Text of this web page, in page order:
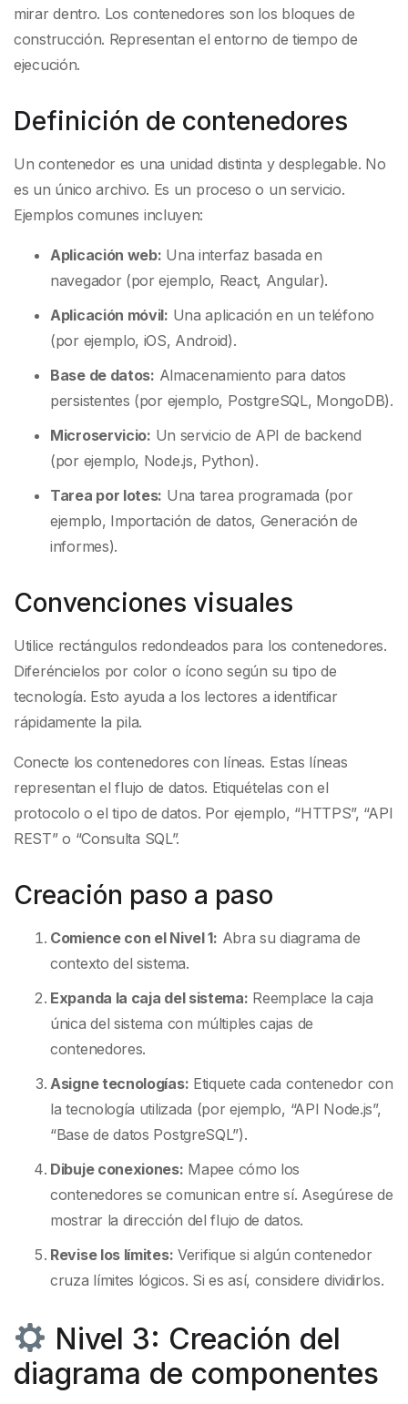
mirar dentro. Los contenedores son los bloques de
construcción. Representan el entorno de tiempo de
ejecución.
Definición de contenedores
Un contenedor es una unidad distinta y desplegable. No
es un único archivo. Es un proceso o un servicio.
Ejemplos comunes incluyen:
Aplicación web: Una interfaz basada en
navegador (por ejemplo, React, Angular).
Aplicación móvil: Una aplicación en un teléfono
(por ejemplo, iOS, Android).
Base de datos: Almacenamiento para datos
persistentes (por ejemplo, PostgreSQL, MongoDB).
Microservicio: Un servicio de API de backend
(por ejemplo, Node.js, Python).
Tarea por lotes: Una tarea programada (por
ejemplo, Importación de datos, Generación de
informes).
Convenciones visuales
Utilice rectángulos redondeados para los contenedores.
Diferéncielos por color o ícono según su tipo de
tecnología. Esto ayuda a los lectores a identificar
rápidamente la pila.
Conecte los contenedores con líneas. Estas líneas
representan el flujo de datos. Etiquételas con el
protocolo o el tipo de datos. Por ejemplo, “HTTPS”, “API
REST” o “Consulta SQL”.
Creación paso a paso
Comience con el Nivel 1: Abra su diagrama de
contexto del sistema.
Expanda la caja del sistema: Reemplace la caja
única del sistema con múltiples cajas de
contenedores.
Asigne tecnologías: Etiquete cada contenedor con
la tecnología utilizada (por ejemplo, “API Node.js”,
“Base de datos PostgreSQL”).
Dibuje conexiones: Mapee cómo los
contenedores se comunican entre sí. Asegúrese de
mostrar la dirección del flujo de datos.
Revise los límites: Verifique si algún contenedor
cruza límites lógicos. Si es así, considere dividirlos.
Nivel 3: Creación del
diagrama de componentes